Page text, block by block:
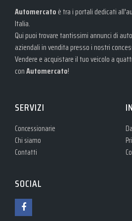
Automercato è tra i portali dedicati
Italia.
Qui puoi trovare tantissimi annunci di
aziendali in vendita presso i nostri
Vendere e acquistare il tuo veicolo a
conAutomercato!
SERVIZI
Concessionarie
Chi siamo
Contatti
SOCIAL